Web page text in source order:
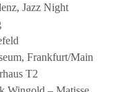
Jazz Night
Frankfurt/Main
T2